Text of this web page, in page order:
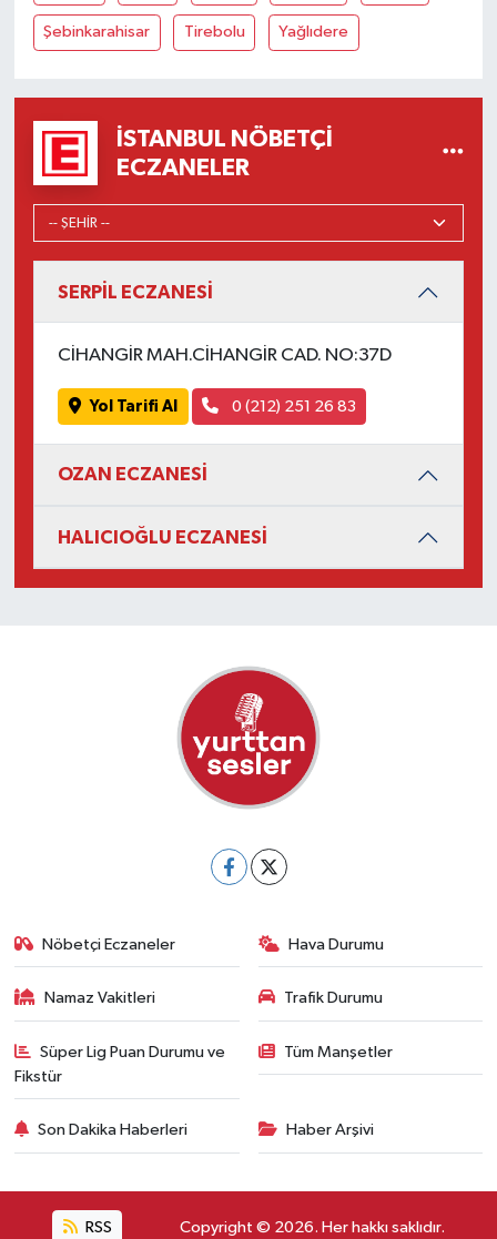
Şebinkarahisar Tirebolu Yağlıdere
İSTANBUL NÖBETÇI
ECZANELER
SERPİL ECZANESİ
CİHANGİR MAH.CİHANGİR CAD. NO:37D
Yol Tarifi Al 0 (212) 251 26 83
OZAN ECZANESİ
HALICIOĞLU ECZANESİ
Nöbetçi Eczaneler Hava Durumu
Namaz Vakitleri Trafik Durumu
Süper Lig Puan Durumu ve
Fikstür
Tüm Manşetler
Son Dakika Haberleri Haber Arşivi
RSS Copyright © 2026. Her hakkı saklıdır.